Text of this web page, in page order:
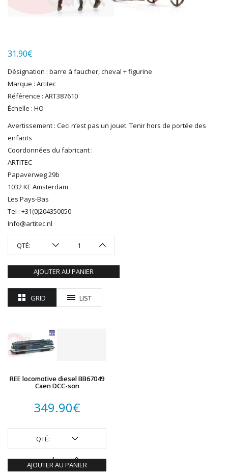
NOREV
NOVATEUR MODELES
PECO
PG mini
PIKO
PN SUD MODELISME
PREISER
PRINCE AUGUST
R37
REDUTEX
REE
RÉGIONS ET COMPAGNIES
ROCO
SAI
TAMIYA
TORTOISE
TRAINS OUEST
VIESSMANN
WIKING
XURON
31.90€
Désignation : barre à faucher, cheval + figurine
Marque : Artitec
Référence : ART387610
Échelle : HO
Avertissement : Ceci n’est pas un jouet. Tenir hors de portée des
enfants
Coordonnées du fabricant :
ARTITEC
Papaverweg 29b
1032 KE Amsterdam
Les Pays-Bas
Tel : +31(0)204350050
Info@artitec.nl
QTÉ:
AJOUTER AU PANIER
GRID LIST
REE locomotive diesel BB67049
Caen DCC-son
349.90€
QTÉ:
AJOUTER AU PANIER